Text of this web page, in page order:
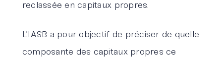
reclassée en capitaux propres.
L’IASB a pour objectif de préciser de quelle
composante des capitaux propres ce